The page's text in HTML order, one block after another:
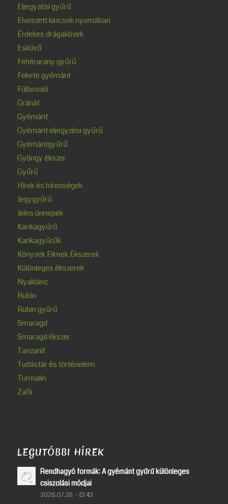
Eljegyzési gyűrű
Elveszett kincsek nyomában
Érdekes drágakövek
Esküvő
Fehérarany gyűrű
Fekete gyémánt
Fülbevaló
Gránát
Gyémánt
Gyémánt eljegyzési gyűrű
Gyémántgyűrű
Gyöngy ékszer
Gyűrű
Hírek és hírességek
Jegygyűrű
Jeles ünnepek
Karikagyűrű
Karikagyűrűk
Könyvek Filmek Ékszerek
Különleges ékszerek
Nyaklánc
Rubin
Rubin gyűrű
Smaragd
Smaragd ékszer
Tanzanit
Tudástár és történelem
Turmalin
Zafír
LEGUTÓBBI HÍREK
Rendhagyó formák: A gyémánt gyűrű különleges
csiszolási módjai
2026.07.26. - 13:43